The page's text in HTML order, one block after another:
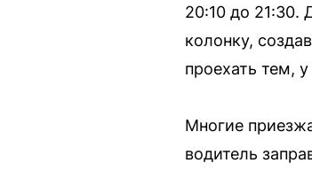
20:10 до 21:30.
колонку,
проехать тем,
Многие
водитель